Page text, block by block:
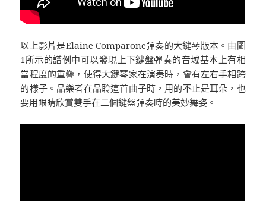
以上影片是Elaine Comparone彈奏的大鍵琴版本。由圖
1所示的譜例中可以發現上下鍵盤彈奏的音域基本上有相
當程度的重疊，使得大鍵琴家在演奏時，會有左右手相跨
的樣子。品樂者在品聆這首曲子時，用的不止是耳朵，也
要用眼睛欣賞雙手在二個鍵盤彈奏時的美妙舞姿。